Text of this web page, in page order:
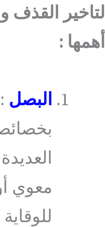
لتاخير
أهمها :
البصل
معوي